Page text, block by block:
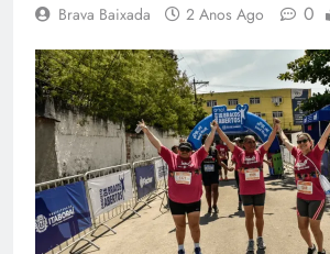
Brava Baixada 2 Anos Ago 0